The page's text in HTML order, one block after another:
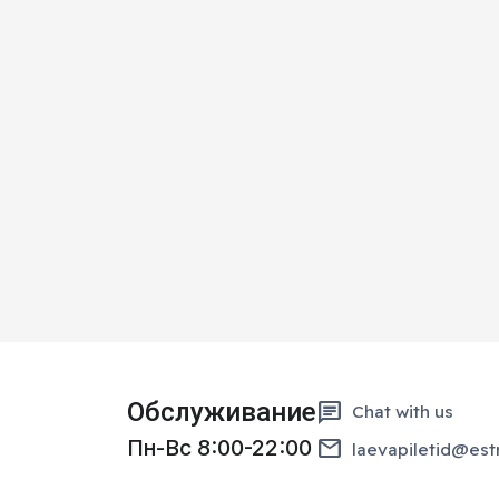
Обслуживание
Пн-Вс 8:00-22:00
chat Chat with us
email